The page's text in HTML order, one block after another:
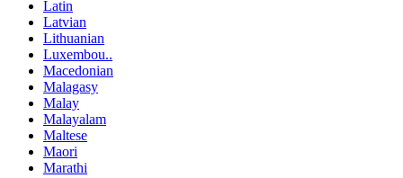
Latin
Latvian
Lithuanian
Luxembou..
Macedonian
Malagasy
Malay
Malayalam
Maltese
Maori
Marathi